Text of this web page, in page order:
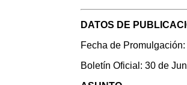
DATOS DE
Fecha de
Boletín Oficial: 30 de